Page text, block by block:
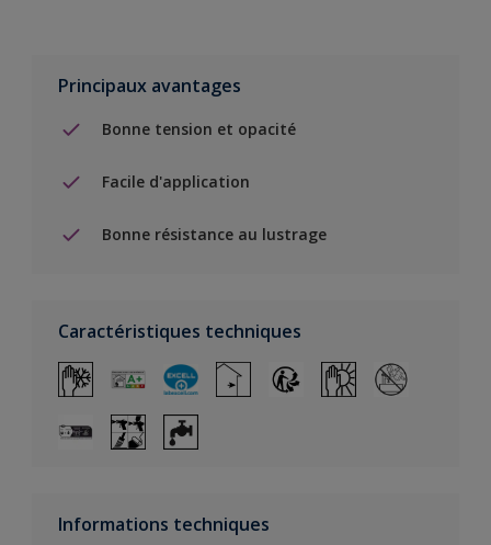
Principaux avantages
Bonne tension et opacité
Facile d'application
Bonne résistance au lustrage
Caractéristiques techniques
Informations techniques